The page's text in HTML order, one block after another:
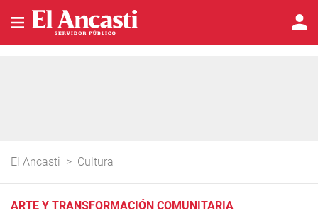
El Ancasti > Cultura
ARTE Y TRANSFORMACIÓN COMUNITARIA